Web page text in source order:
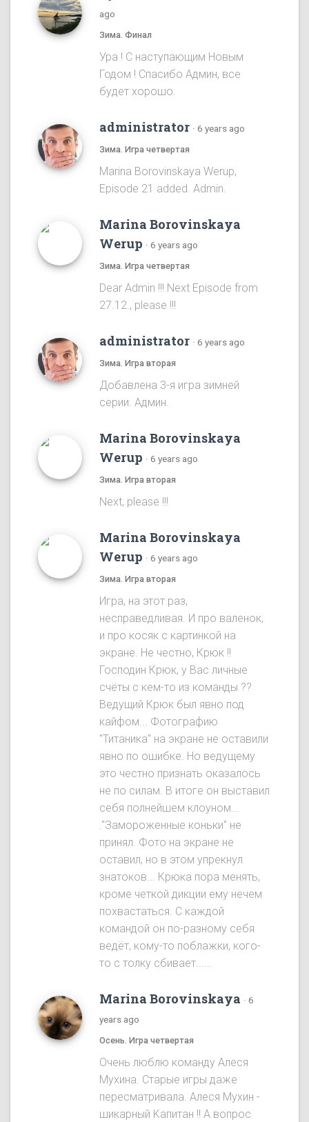
ago
Зима. Финал
Ура ! С наступающим Новым
Годом ! Спасибо Админ, все
будет хорошо.
administrator · 6 years ago
Зима. Игра четвертая
Marina Borovinskaya Werup,
Episode 21 added. Admin.
Marina Borovinskaya
Werup · 6 years ago
Зима. Игра четвертая
Dear Admin !!! Next Episode from
27.12., please !!!
administrator · 6 years ago
Зима. Игра вторая
Добавлена 3-я игра зимней
серии. Админ.
Marina Borovinskaya
Werup · 6 years ago
Зима. Игра вторая
Next, please !!!
Marina Borovinskaya
Werup · 6 years ago
Зима. Игра вторая
Игра, на этот раз,
несправедливая. И про валенок,
и про косяк с картинкой на
экране. Не честно, Крюк !!
Господин Крюк, у Вас личные
счёты с кем-то из команды ??
Ведущий Крюк был явнo под
кайфом... Фотографию
"Титаника" на экране не оставили
явно по ошибке. Но ведущему
это честно признать оказалось
не по силам. В итоге он выставил
себя полнейшем клоуном...
."Замороженные коньки" не
принял. Фото на экране не
оставил, но в этом упрекнул
знатоков... Крюка пора менять,
кроме четкой дикции ему нечем
похвастаться. С каждой
командой он по-разному себя
ведёт, кому-то поблажки, кого-
то с толку сбивает......
Marina Borovinskaya · 6
years ago
Осень. Игра четвертая
Oчень люблю команду Алеся
Мухина. Старые игры даже
пересматривала. Алеся Мухин -
шикарный Kапитан !! A вопрос